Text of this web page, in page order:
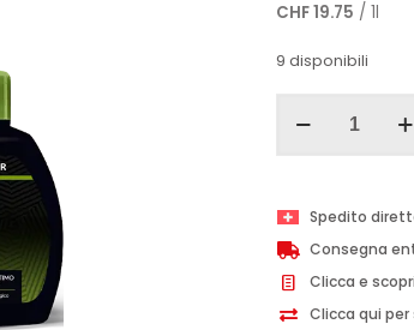
CHF19.75 / 1l
9 disponibili
Vetyver
200
ml
quantità
Spedito
Consegna
Clicca e
Clicca qui